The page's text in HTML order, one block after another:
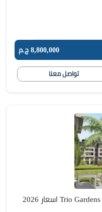
8,800,000 ج.م
تواصل معنا